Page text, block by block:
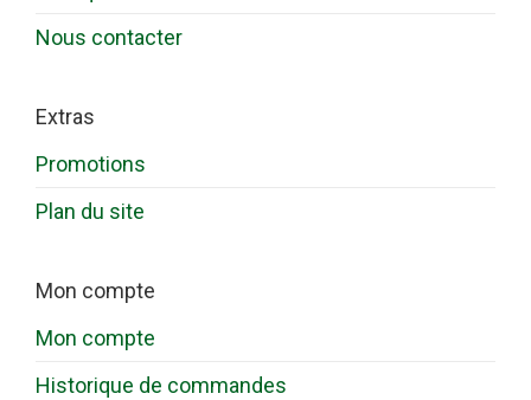
Nous contacter
Extras
Promotions
Plan du site
Mon compte
Mon compte
Historique de commandes